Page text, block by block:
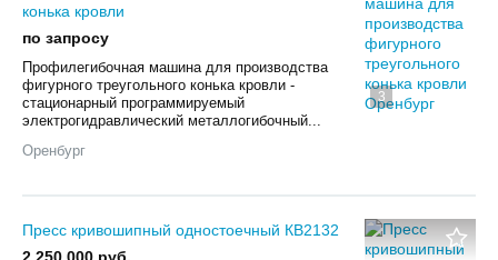
3
конька кровли
по запросу
Профилегибочная машина для производства
фигурного треугольного конька кровли -
стационарный программируемый
электрогидравлический металлогибочный...
Оренбург
Пресс кривошипный одностоечный КВ2132
2 250 000 руб.